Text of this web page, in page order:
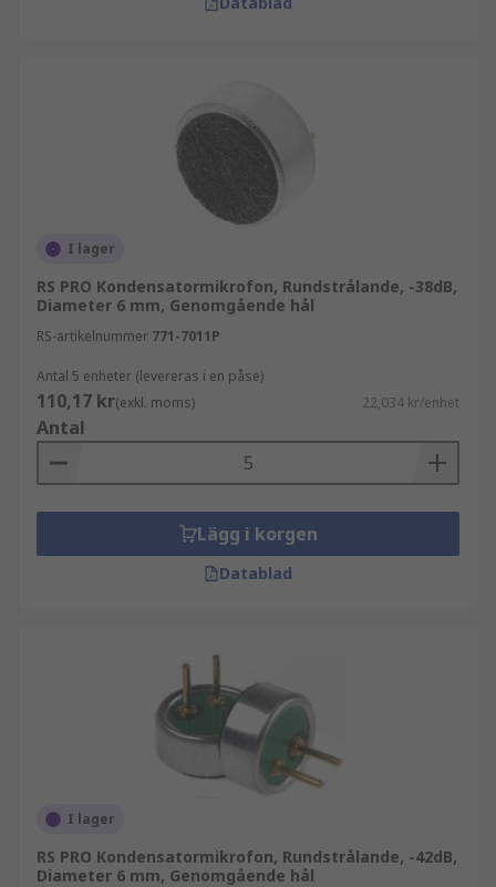
I lager
RS PRO Kondensatormikrofon, Rundstrålande, -38dB,
Diameter 6 mm, Genomgående hål
RS-artikelnummer 771-7011P
Antal 5 enheter (levereras i en påse)
110,17 kr(exkl. moms) 22,034 kr/enhet
Antal
Lägg i korgen
Datablad
I lager
RS PRO Kondensatormikrofon, Rundstrålande, -42dB,
Diameter 6 mm, Genomgående hål